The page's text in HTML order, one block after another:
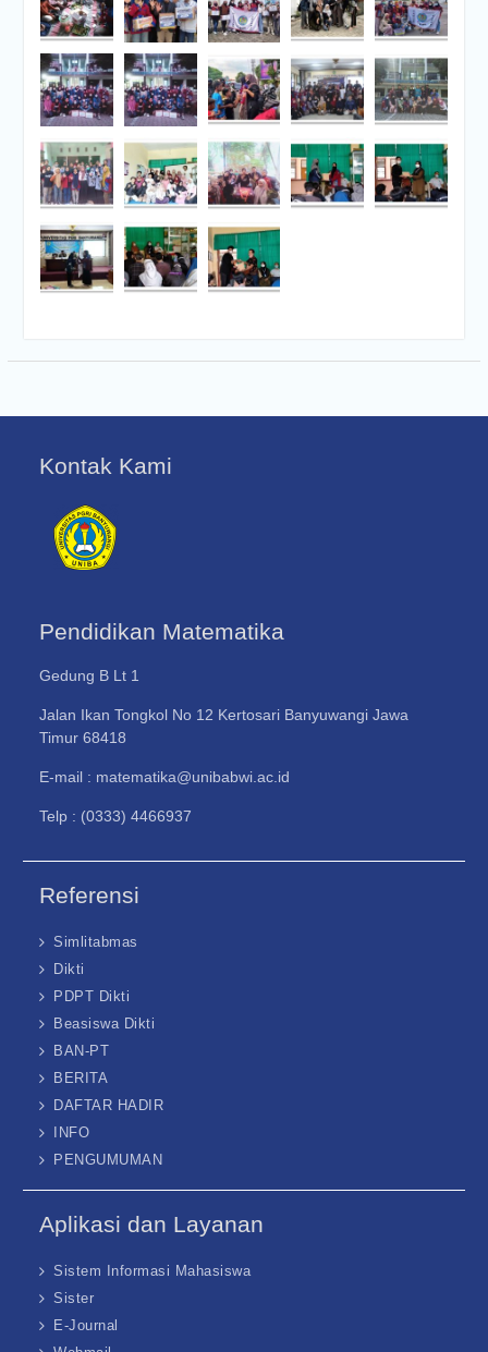
Kontak Kami
Pendidikan Matematika
Gedung B Lt 1
Jalan Ikan Tongkol No 12 Kertosari Banyuwangi Jawa
Timur 68418
E-mail : matematika@unibabwi.ac.id
Telp : (0333) 4466937
Referensi
Simlitabmas
Dikti
PDPT Dikti
Beasiswa Dikti
BAN-PT
BERITA
DAFTAR HADIR
INFO
PENGUMUMAN
Aplikasi dan Layanan
Sistem Informasi Mahasiswa
Sister
E-Journal